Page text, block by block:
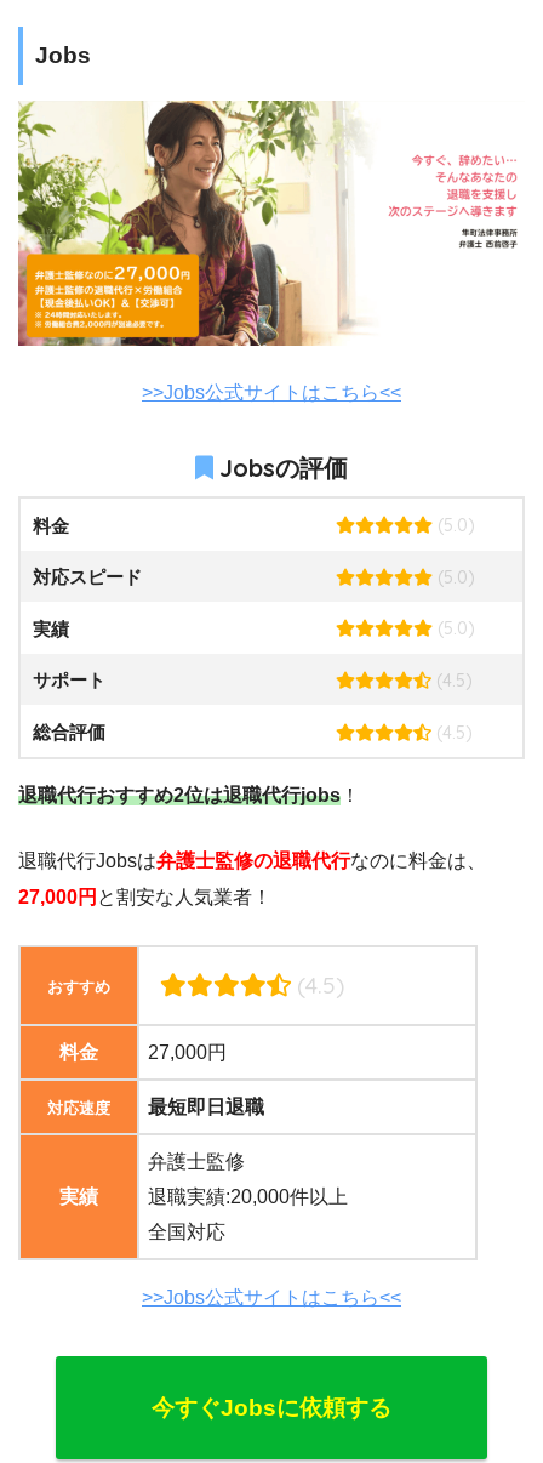
Jobs
>>Jobs公式サイトはこちら<<
Jobsの評価
料金 (5.0)
対応スピード (5.0)
実績 (5.0)
サポート (4.5)
総合評価 (4.5)
退職代行おすすめ2位は退職代行jobs ！
退職代行Jobsは弁護士監修の退職代行なのに料金は、
27,000円 と割安な人気業者！
おすすめ (4.5)
料金 27,000円
対応速度 最短即日退職
実績
弁護士監修
退職実績:20,000件以上
全国対応
>>Jobs公式サイトはこちら<<
今すぐJobsに依頼する